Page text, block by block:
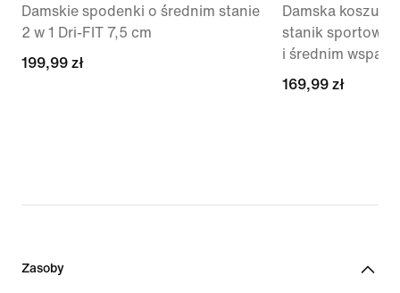
Damskie spodenki o średnim stanie
2 w 1 Dri-FIT 7,5 cm
199,99 zł
199,99 zł
Damska
stanik sportowy
i średnim
169,99 zł
169,99 zł
Zasoby